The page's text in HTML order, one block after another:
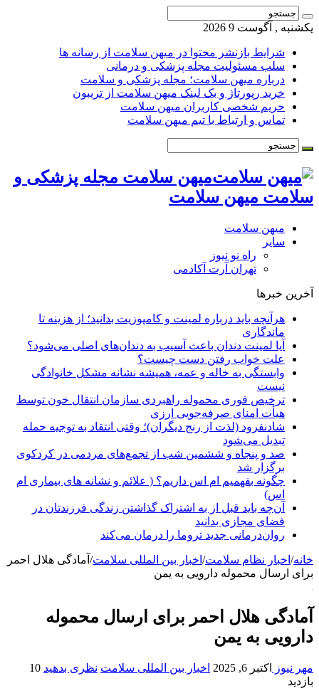
یکشنبه , آگوست 9 2026
شرایط بازنشر محتوا در میهن سلامت از رسانه ها
سلب مسئولیت مجله پزشکی و درمانی
درباره میهن سلامت؛ مجله پزشکی و سلامت
خرید رپورتاژ و بک لینک میهن سلامت از تریبون
حریم شخصی کاربران میهن سلامت
تماس و ارتباط با تیم میهن سلامت
میهن سلامت مجله پزشکی و
سلامت میهن سلامت
میهن سلامت
سایر
راه نو نیوز
تهران آرت آکادمی
آخرین خبرها
هرآنچه باید درباره لمینت و کامپوزیت بدانید؛ از هزینه تا
ماندگاری
آیا لمینت دندان باعث آسیب به دندان‌های اصلی می‌شود؟
علت خواب رفتن دست چیست؟
وابستگی به خاله و عمه، همیشه نشانه مشکل خانوادگی
نیست
ترخیص فوری محموله راهبردی سازمان انتقال خون توسط
هیأت امنای صرفه‌جویی ارزی
شادنفرود (لذت از رنج دیگران)؛ وقتی انتقاد به توجیه حمله
تبدیل می‌شود
صد و پنجاه‌ و ششمین شب از تجمع‌های مردمی در کردکوی
برگزار شد
چگونه بفهمیم ام اس داریم؟ ( علائم و نشانه های بیماری ام
اس)
آن‌چه باید قبل از به اشتراک گذاشتن زندگی فرزندتان در
فضای مجازی بدانید
روان‌درمانی جدید تروما را درمان می‌کند
خانه/ اخبار نظام سلامت/ اخبار بین المللی سلامت/ آمادگی هلال احمر
برای ارسال محموله دارویی به یمن
آمادگی هلال احمر برای ارسال محموله
دارویی به یمن
مهر نیوز اکتبر 6, 2025 اخبار بین المللی سلامت نظری بدهید 10
بازدید